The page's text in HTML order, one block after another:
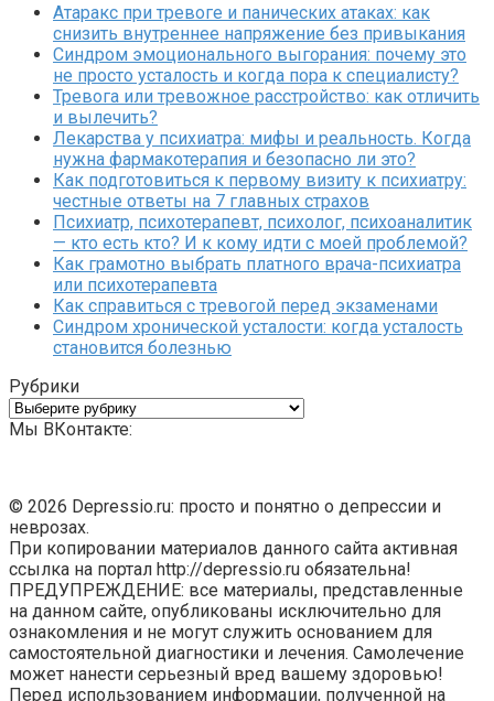
Атаракс при тревоге и панических атаках: как
снизить внутреннее напряжение без привыкания
Синдром эмоционального выгорания: почему это
не просто усталость и когда пора к специалисту?
Тревога или тревожное расстройство: как отличить
и вылечить?
Лекарства у психиатра: мифы и реальность. Когда
нужна фармакотерапия и безопасно ли это?
Как подготовиться к первому визиту к психиатру:
честные ответы на 7 главных страхов
Психиатр, психотерапевт, психолог, психоаналитик
— кто есть кто? И к кому идти с моей проблемой?
Как грамотно выбрать платного врача-психиатра
или психотерапевта
Как справиться с тревогой перед экзаменами
Синдром хронической усталости: когда усталость
становится болезнью
Рубрики
Рубрики
Мы ВКонтакте:
© 2026 Depressio.ru: просто и понятно о депрессии и
неврозах.
При копировании материалов данного сайта активная
ссылка на портал http://depressio.ru обязательна!
ПРЕДУПРЕЖДЕНИЕ: все материалы, представленные
на данном сайте, опубликованы исключительно для
ознакомления и не могут служить основанием для
самостоятельной диагностики и лечения. Самолечение
может нанести серьезный вред вашему здоровью!
Перед использованием информации, полученной на